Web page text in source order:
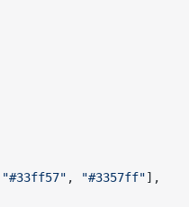
"#33ff57" , "#3357ff"],